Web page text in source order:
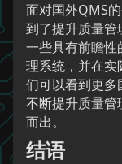
面对国外QMS
到了提升质量管
一些具有前瞻性
理系统，并在
们可以看到更多
不断提升质量管
而出。
结语